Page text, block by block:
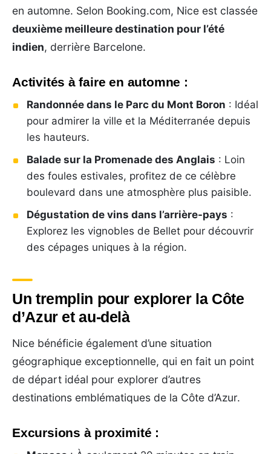
en automne. Selon Booking.com, Nice est classée
deuxième meilleure destination pour l’été
indien, derrière Barcelone.
Activités à faire en automne :
Randonnée dans le Parc du Mont Boron : Idéal
pour admirer la ville et la Méditerranée depuis
les hauteurs.
Balade sur la Promenade des Anglais : Loin
des foules estivales, profitez de ce célèbre
boulevard dans une atmosphère plus paisible.
Dégustation de vins dans l’arrière-pays :
Explorez les vignobles de Bellet pour découvrir
des cépages uniques à la région.
Un tremplin pour explorer la Côte
d’Azur et au-delà
Nice bénéficie également d’une situation
géographique exceptionnelle, qui en fait un point
de départ idéal pour explorer d’autres
destinations emblématiques de la Côte d’Azur.
Excursions à proximité :